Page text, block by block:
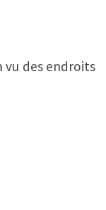
vu des endroits